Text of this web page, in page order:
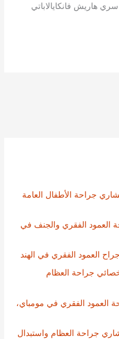
جراحة الأطفال العامة
العمود الفقري والجنف في
العمود الفقري في الهند
جراحة العظام
العمود الفقري في مومباي،
جراحة العظام واستبدال
هاريش فانكايالاباتي